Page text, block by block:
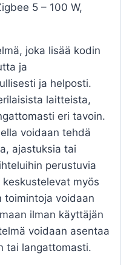
5 – 100 W,
joka lisää kodin
ja
ja helposti.
laitteista,
eri tavoin.
voidaan tehdä
ajastuksia tai
perustuvia
myös
toimintoja voidaan
ilman käyttäjän
voidaan asentaa
tai langattomasti.